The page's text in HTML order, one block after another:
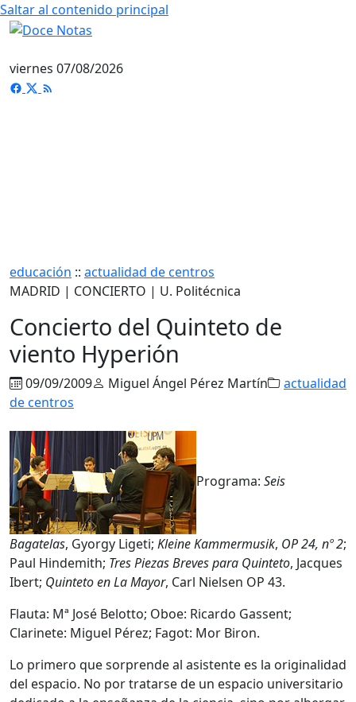
Saltar al contenido principal
viernes 07/08/2026
educación :: actualidad de centros
MADRID | CONCIERTO | U. Politécnica
Concierto del Quinteto de
viento Hyperión
09/09/2009 Miguel Ángel Pérez Martín
actualidad
de centros
Programa: Seis
Bagatelas, Gyorgy Ligeti; Kleine Kammermusik, OP 24, nº 2;
Paul Hindemith; Tres Piezas Breves para Quinteto, Jacques
Ibert; Quinteto en La Mayor, Carl Nielsen OP 43.
Flauta: Mª José Belotto; Oboe: Ricardo Gassent;
Clarinete: Miguel Pérez; Fagot: Mor Biron.
Lo primero que sorprende al asistente es la originalidad
del espacio. No por tratarse de un espacio universitario